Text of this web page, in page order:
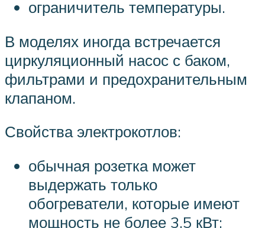
ограничитель температуры.
В моделях иногда встречается
циркуляционный насос с баком,
фильтрами и предохранительным
клапаном.
Свойства электрокотлов:
обычная розетка может
выдержать только
обогреватели, которые имеют
мощность не более 3.5 кВт;